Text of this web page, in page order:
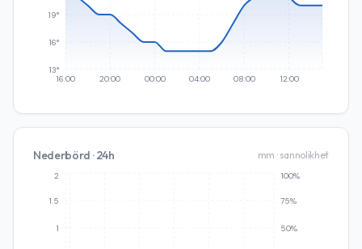
16:00 20:00 00:00 04:00 08:00 12:00
13°
16°
19°
Nederbörd · 24h mm · sannolikhet
1
1.5
2
50%
75%
100%